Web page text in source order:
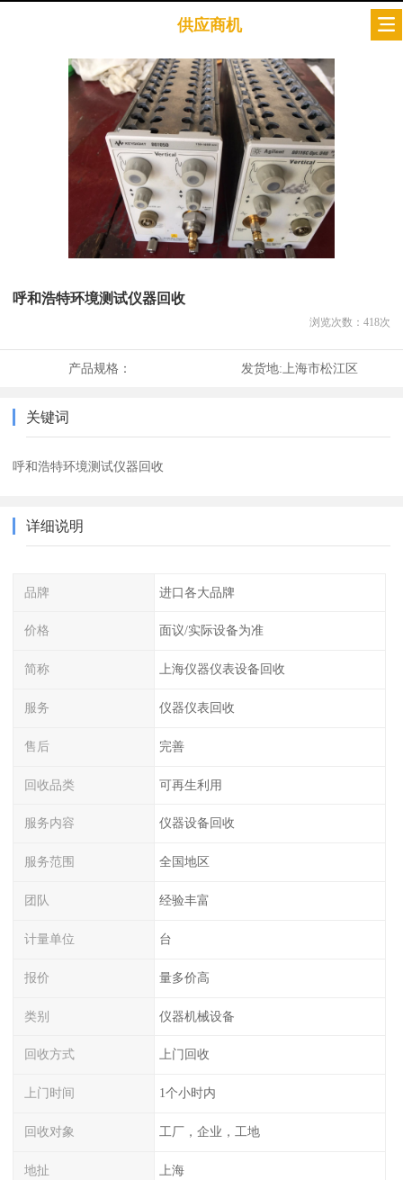
供应商机
呼和浩特环境测试仪器回收
浏览次数： 418次
产品规格： 发货地:上海市松江区
关键词
呼和浩特环境测试仪器回收
详细说明
品牌 进口各大品牌
价格 面议/实际设备为准
简称 上海仪器仪表设备回收
服务 仪器仪表回收
售后 完善
回收品类 可再生利用
服务内容 仪器设备回收
服务范围 全国地区
团队 经验丰富
计量单位 台
报价 量多价高
类别 仪器机械设备
回收方式 上门回收
上门时间 1个小时内
回收对象 工厂，企业，工地
地扯 上海